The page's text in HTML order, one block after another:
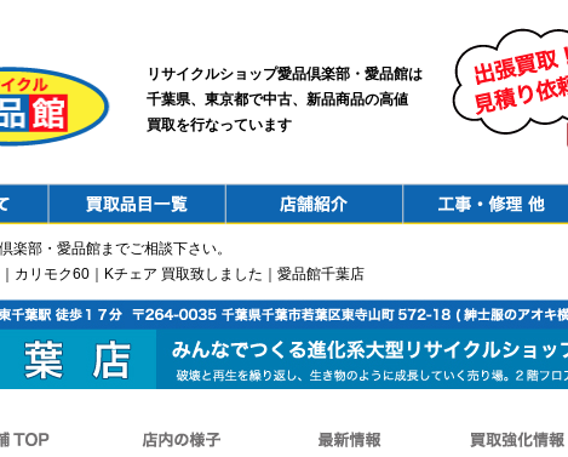
リサイクルショップ愛品倶楽部・愛品館は
千葉県、東京都で中古、新品商品の高値
買取を行なっています
楽部・愛品館までご相談下さい。
カリモク60｜Kチェア 買取致しました｜愛品館千葉店